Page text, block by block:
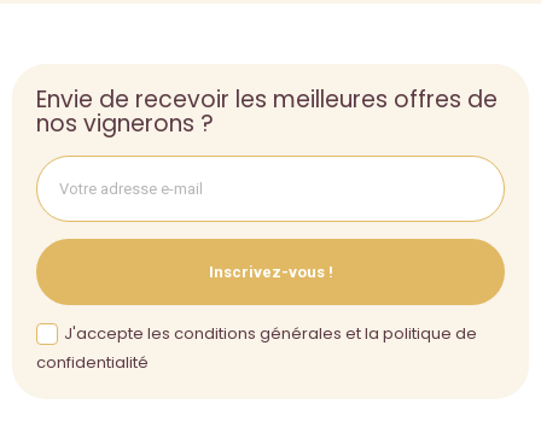
Envie de recevoir les meilleures offres de
nos vignerons ?
Inscrivez-vous !
J'accepte les conditions générales et la politique de
confidentialité